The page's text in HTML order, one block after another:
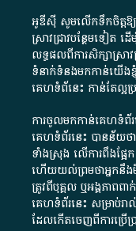
អូឌីស៊ី សូមលើកទឹកចិត្តឱ្យអ្
ស្រាវជ្រាវបន្ថែមទៀត
លទ្ធផលពីការសិក្សាស្រា
ទំនាក់ទំនងមកកាន់យើងខ្ញុំ
គេហទំព័នេះ កាន់តែល្អ
ការចូលមកកាន់គេហទំព័រ
គេហទំព័រនេះ បានន័យថ
ទាំងស្រុង លើការពឹងផ្អ
ហើយយល់ព្រមថាអ្នកនឹងមិ
ត្រូវពីបុគ្គល ឬអង្គភាពព
គេហទំព័រនេះ សម្រាប់រ
ដែលកើតចេញពីការប្រើ